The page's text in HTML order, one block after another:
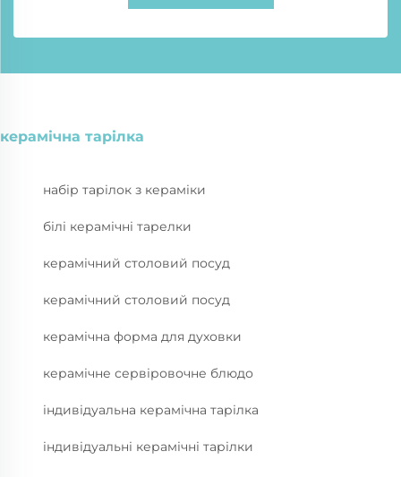
керамічна тарілка
набір тарілок з кераміки
білі керамічні тарелки
керамічний столовий посуд
керамічний столовий посуд
керамічна форма для духовки
керамічне сервіровочне блюдо
індивідуальна керамічна тарілка
індивідуальні керамічні тарілки